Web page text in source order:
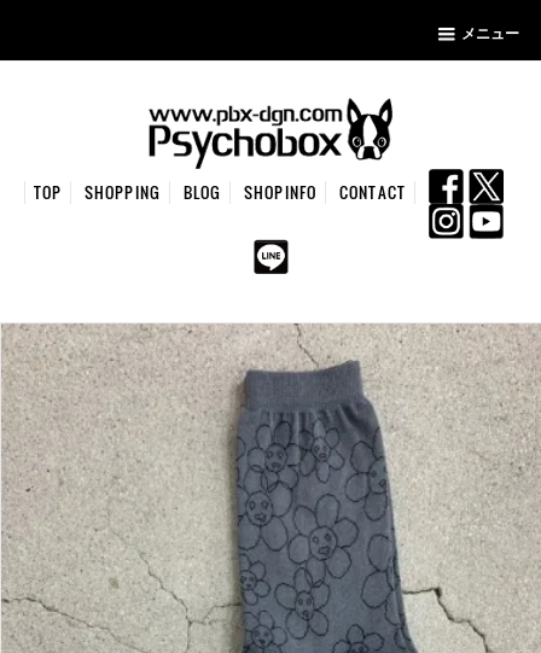
メニュー
TOP SHOPPING BLOG SHOPINFO CONTACT